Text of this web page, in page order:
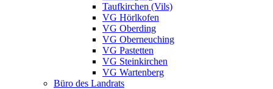
Taufkirchen (Vils)
VG Hörlkofen
VG Oberding
VG Oberneuching
VG Pastetten
VG Steinkirchen
VG Wartenberg
Büro des Landrats